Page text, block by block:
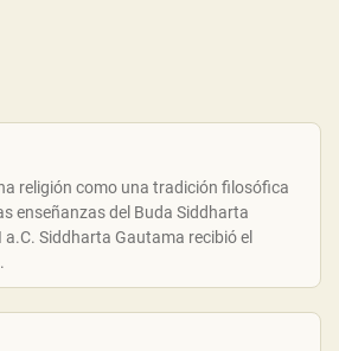
religión como una tradición filosófica
enseñanzas del Buda Siddharta
a.C. Siddharta Gautama recibió el